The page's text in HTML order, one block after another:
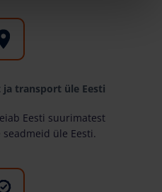
transport üle Eesti
Eesti suurimatest
üle Eesti.